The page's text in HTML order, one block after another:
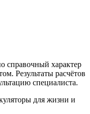
справочный характер
Результаты расчётов
специалиста.
для жизни и